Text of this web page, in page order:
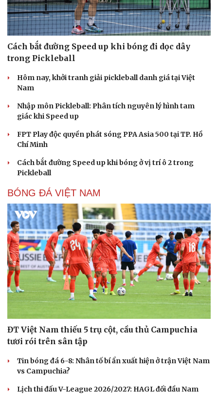
check-in
Cửa sổ tình yêu
Kể chuyện cho bé
Hạt giống tâm hồn
Cách bắt đường Speed up khi bóng đi dọc dây
trong Pickleball
Hôm nay, khởi tranh giải pickleball danh giá tại Việt
Nam
Nhập môn Pickleball: Phân tích nguyên lý hình tam
giác khi Speed up
FPT Play độc quyền phát sóng PPA Asia 500 tại TP. Hồ
Chí Minh
Cách bắt đường Speed up khi bóng ở vị trí ô 2 trong
Pickleball
BÓNG ĐÁ VIỆT NAM
ĐT Việt Nam thiếu 5 trụ cột, cầu thủ Campuchia
tươi rói trên sân tập
Tin bóng đá 6-8: Nhân tố bí ẩn xuất hiện ở trận Việt Nam
vs Campuchia?
Lịch thi đấu V-League 2026/2027: HAGL đối đầu Nam